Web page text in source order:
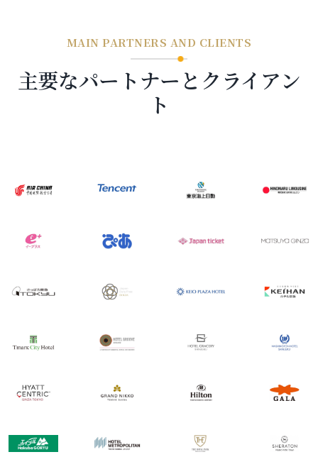
MAIN PARTNERS AND CLIENTS
主要なパートナーとクライアン
ト